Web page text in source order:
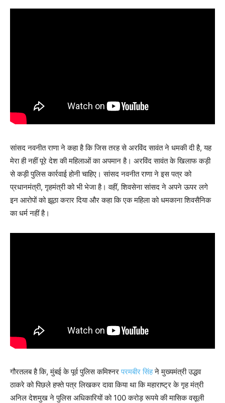
सांसद नवनीत राणा ने कहा है कि जिस तरह से अरविंद सावंत ने धमकी दी है, यह
मेरा ही नहीं पूरे देश की महिलाओं का अपमान है। अरविंद सावंत के खिलाफ कड़ी
से कड़ी पुलिस कार्रवाई होनी चाहिए। सांसद नवनीत राणा ने इस पत्र को
प्रधानमंत्री, गृहमंत्री को भी भेजा है। वहीं, शिवसेना सांसद ने अपने ऊपर लगे
इन आरोपों को झूठा करार दिया और कहा कि एक महिला को धमकाना शिवसैनिक
का धर्म नहीं है।
गौरतलब है कि, मुंबई के पूर्व पुलिस कमिश्नरपरमबीर सिंहने मुख्यमंत्री उद्धव
ठाकरे को पिछले हफ्ते पत्र लिखकर दावा किया था कि महाराष्ट्र के गृह मंत्री
अनिल देशमुख ने पुलिस अधिकारियों को 100 करोड़ रूपये की मासिक वसूली